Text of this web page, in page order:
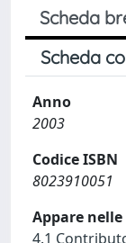
Scheda
Scheda
Anno
2003
Codice ISBN
8023910051
Appare
4.1